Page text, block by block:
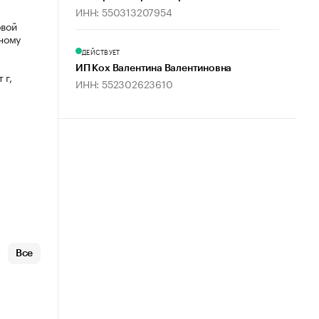
г,
Все
ИНН: 550313207954
ДЕЙСТВУЕТ
ИП Кох Валентина Валентиновна
ИНН: 552302623610